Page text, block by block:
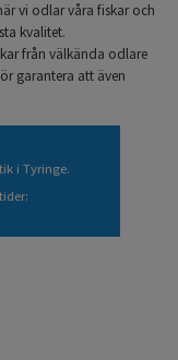
vi odlar våra fiskar och
kvalitet.
från välkända odlare
garantera att även
i Tyringe.